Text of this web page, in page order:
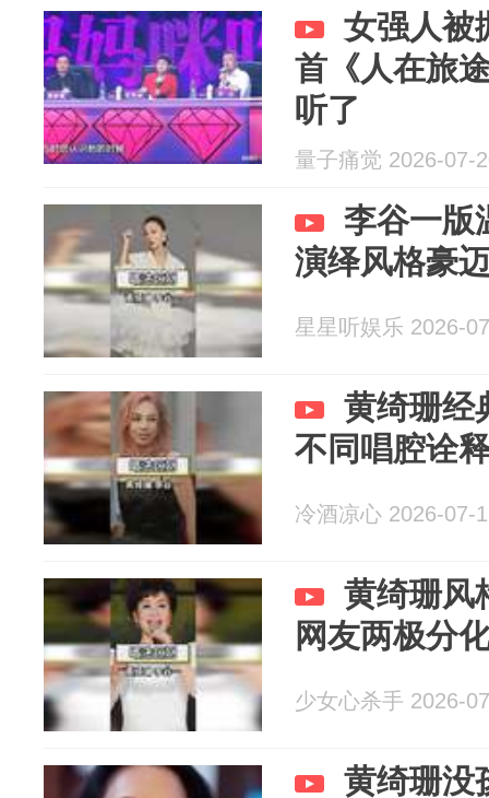
女强人被
首《人在旅
听了
量子痛觉 2026-07-
李谷一版
演绎风格豪
星星听娱乐 2026-
黄绮珊经
不同唱腔诠
冷酒凉心 2026-07-
黄绮珊风
网友两极分
少女心杀手 2026-
黄绮珊没